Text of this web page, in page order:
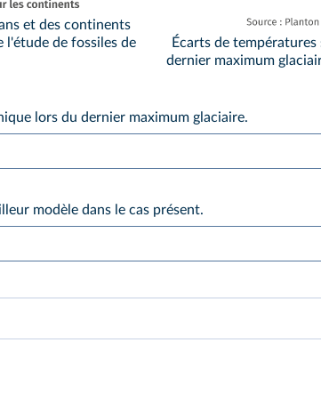
et des continents
l'étude de fossiles de
Écarts de
dernier maximum
lors du dernier maximum glaciaire.
modèle dans le cas présent.